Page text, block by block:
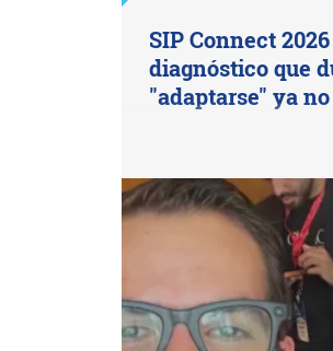
SIP Connect
diagnóstico que
"adaptarse" ya